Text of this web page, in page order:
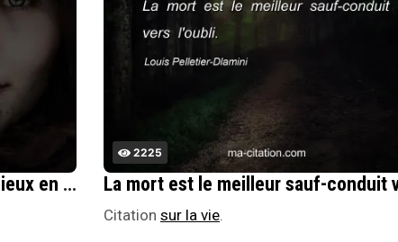
C'est Ã§a la vie : faire de son mieux en toutes circonstances pour continuer vers ce qu'on est de toute Ã©ternitÃ©...
2225
Citation sur la vie.